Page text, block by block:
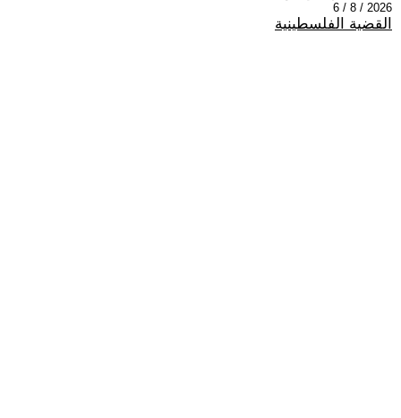
2026 / 8 / 6
القضية الفلسطينية